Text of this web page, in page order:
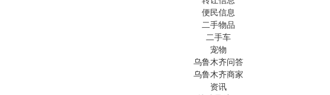
便民信息
二手物品
二手车
宠物
乌鲁木齐问答
乌鲁木齐商家
资讯